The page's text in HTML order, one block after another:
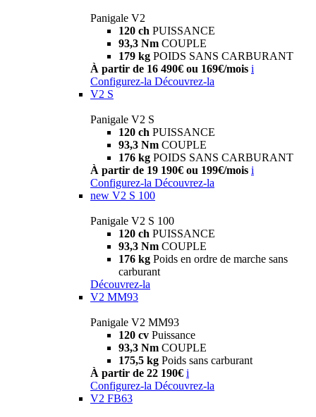
Panigale V2
120 ch PUISSANCE
93,3 Nm COUPLE
179 kg POIDS SANS CARBURANT
À partir de 16 490€ ou 169€/mois i
Configurez-la Découvrez-la
V2 S
Panigale V2 S
120 ch PUISSANCE
93,3 Nm COUPLE
176 kg POIDS SANS CARBURANT
À partir de 19 190€ ou 199€/mois i
Configurez-la Découvrez-la
new V2 S 100
Panigale V2 S 100
120 ch PUISSANCE
93,3 Nm COUPLE
176 kg Poids en ordre de marche sans
carburant
Découvrez-la
V2 MM93
Panigale V2 MM93
120 cv Puissance
93,3 Nm COUPLE
175,5 kg Poids sans carburant
À partir de 22 190€ i
Configurez-la Découvrez-la
V2 FB63